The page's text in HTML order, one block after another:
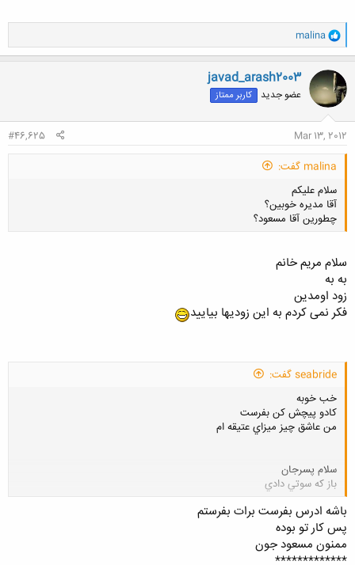
کلیک کنید تا باز شود...
و
ا
ک
ن
ش
ه
ا
malina
javad_arash2003
عضو جدید کاربر ممتاز
Mar 13, 2012
#46,625
malina گفت:
سلام علیکم
آقا مدیره خوبین؟
چطورین آقا مسعود؟
سلام مریم خانم
به به
زود اومدین
فکر نمی کردم به این زودیها بیایید
seabride گفت:
خب خوبه
كادو پيچش كن بفرست
من عاشق چيز ميزاي عتيقه ام
سلام پسرجان
باز كه سوتي دادي
کلیک کنید تا باز شود...باشه ادرس بفرست برات بفرستم
پس کار تو بوده
ممنون مسعود جون
*************